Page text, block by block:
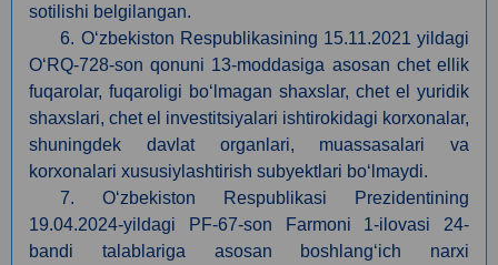
sotilishi belgilangan.
6. O‘zbekiston Respublikasining 15.11.2021 yildagi
O‘RQ-728-son qonuni 13-moddasiga asosan сhet ellik
fuqarolar, fuqaroligi bo‘lmagan shaxslar, chet el yuridik
shaxslari, chet el investitsiyalari ishtirokidagi korxonalar,
shuningdek davlat organlari, muassasalari va
korxonalari xususiylashtirish subyektlari bo‘lmaydi.
7. O‘zbekiston Respublikasi Prezidentining
19.04.2024-yildagi PF-67-son Farmoni 1-ilovasi 24-
bandi talablariga asosan boshlang‘ich narxi